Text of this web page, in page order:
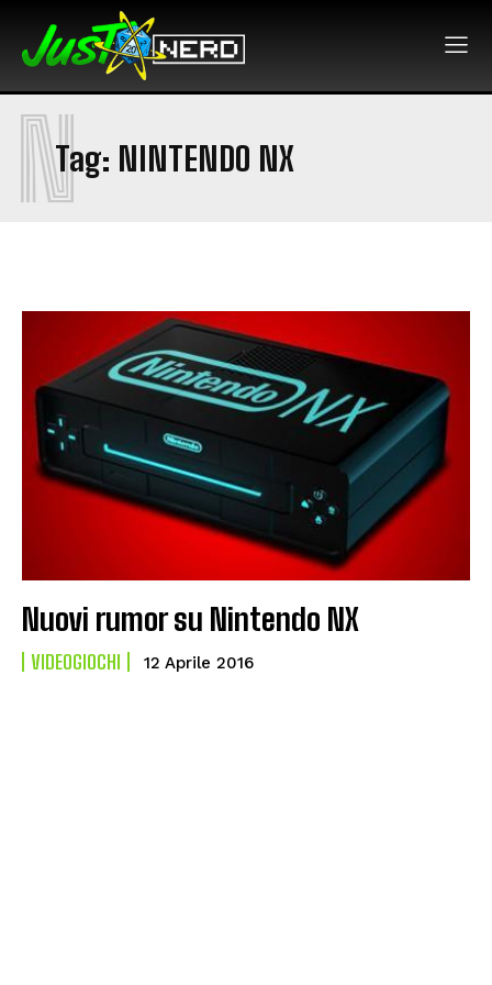
Tag: NINTENDO NX
N
Nuovi rumor su Nintendo NX
VIDEOGIOCHI 12 Aprile 2016